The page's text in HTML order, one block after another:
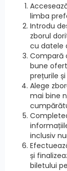
limba
Introdu
zborul
cu datele
Compară
bune
prețurile
Alege
mai bine
inclusiv
și
biletului